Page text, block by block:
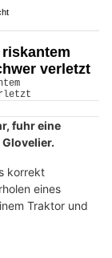
verletzt
fuhr eine
korrekt
eines
Traktor und